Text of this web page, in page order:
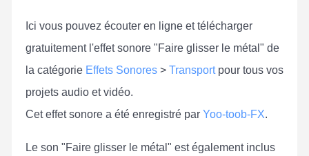
Ici vous pouvez écouter en ligne et télécharger
gratuitement l'effet sonore "Faire glisser le métal" de
la catégorie Effets Sonores > Transportpour tous vos
projets audio et vidéo.
Cet effet sonore a été enregistré par Yoo-toob-FX.
Le son "Faire glisser le métal" est également inclus